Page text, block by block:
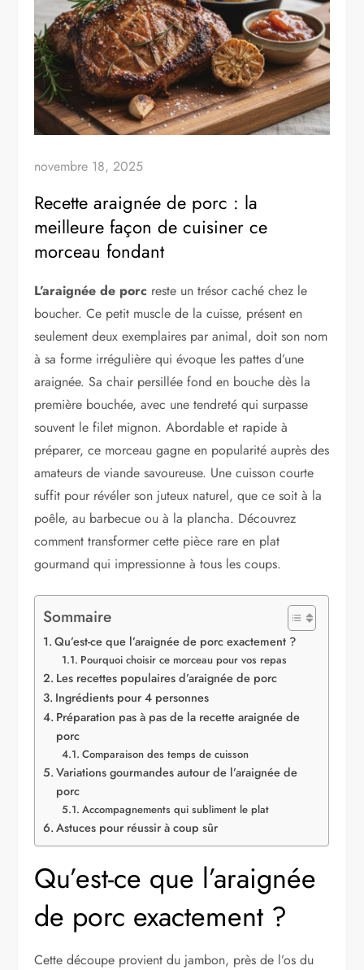
novembre 18, 2025
Recette araignée de porc : la
meilleure façon de cuisiner ce
morceau fondant
L’araignée de porc reste un trésor caché chez le
boucher. Ce petit muscle de la cuisse, présent en
seulement deux exemplaires par animal, doit son nom
à sa forme irrégulière qui évoque les pattes d’une
araignée. Sa chair persillée fond en bouche dès la
première bouchée, avec une tendreté qui surpasse
souvent le filet mignon. Abordable et rapide à
préparer, ce morceau gagne en popularité auprès des
amateurs de viande savoureuse. Une cuisson courte
suffit pour révéler son juteux naturel, que ce soit à la
poêle, au barbecue ou à la plancha. Découvrez
comment transformer cette pièce rare en plat
gourmand qui impressionne à tous les coups.
Sommaire
Qu’est-ce que l’araignée de porc exactement ?
Pourquoi choisir ce morceau pour vos repas
Les recettes populaires d’araignée de porc
Ingrédients pour 4 personnes
Préparation pas à pas de la recette araignée de
porc
Comparaison des temps de cuisson
Variations gourmandes autour de l’araignée de
porc
Accompagnements qui subliment le plat
Astuces pour réussir à coup sûr
Qu’est-ce que l’araignée
de porc exactement ?
Cette découpe provient du jambon, près de l’os du